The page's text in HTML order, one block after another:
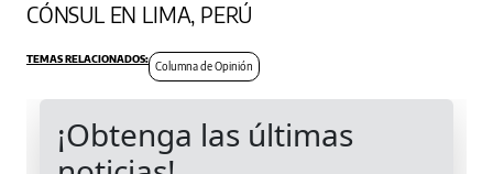
CÓNSUL EN LIMA, PERÚ
Columna de Opinión